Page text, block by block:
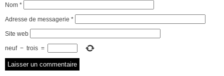
Nom *
Adresse de messagerie *
Site web
neuf − trois =